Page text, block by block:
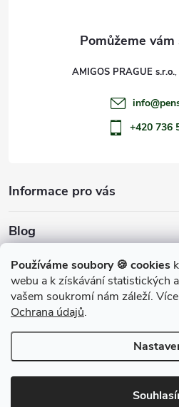
Používáme soubory 🍪 cookies
webu a k získávání statistických
vašem soukromí nám záleží.
Ochrana údajů.
Informace pro vás
Blog
Archiv
Přijímáme online platby
AMIGOS PRAGUE s.r.o.
info@
+420 736
Copyright 2026penShop.